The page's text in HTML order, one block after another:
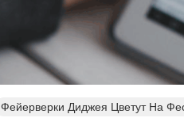
Фейерверки Диджея Цветут На